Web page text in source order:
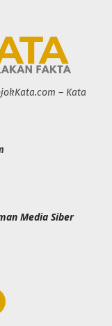
– Kata
Media Siber